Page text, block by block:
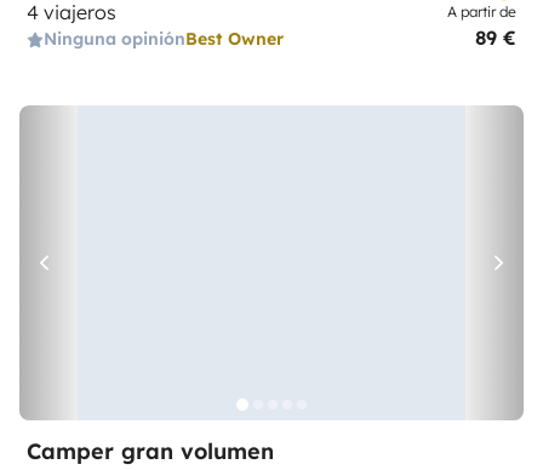
4 viajeros
Ninguna opiniónBest Owner
A partir de
89 €
Camper gran volumen